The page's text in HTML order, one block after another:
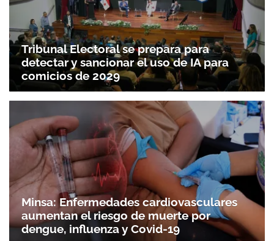
Tribunal Electoral se prepara para
detectar y sancionar el uso de IA para
comicios de 2029
Minsa: Enfermedades cardiovasculares
aumentan el riesgo de muerte por
dengue, influenza y Covid-19